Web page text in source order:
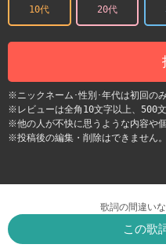
10代 20代
※ニックネーム･性別･年代は初回の
※レビューは全角10文字以上、500
※他の人が不快に思うような内容や
※投稿後の編集・削除はできません。
歌詞の間違い
この歌